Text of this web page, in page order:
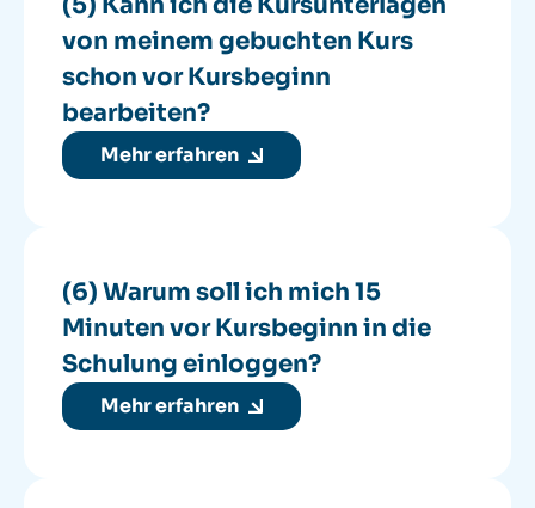
von meinem gebuchten Kurs
schon vor Kursbeginn
bearbeiten?
Mehr erfahren
(6) Warum soll ich mich 15
Minuten vor Kursbeginn in die
Schulung einloggen?
Mehr erfahren